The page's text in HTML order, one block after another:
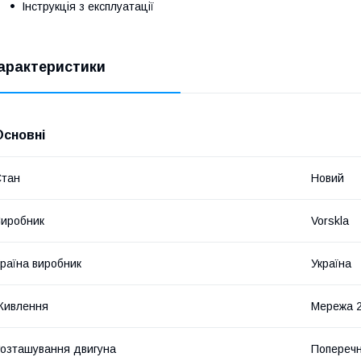
Інструкція з експлуатації
Новий
Vorskla
виробник Україна
Мережа
двигуна